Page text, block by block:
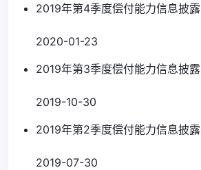
2019年第4季度偿付能力信息披露
2020-01-23
2019年第3季度偿付能力信息披露
2019-10-30
2019年第2季度偿付能力信息披露
2019-07-30